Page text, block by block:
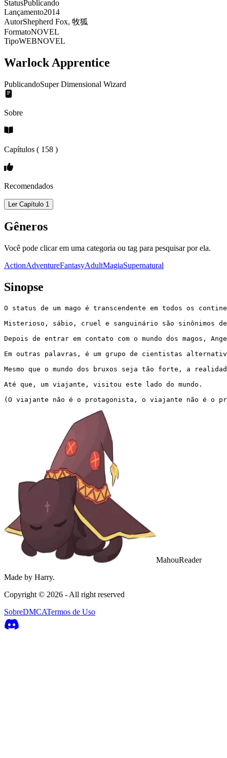
StatusPublicando
Lançamento2014
AutorShepherd Fox, 牧狐
FormatoNOVEL
TipoWEBNOVEL
Warlock Apprentice
PublicandoSuper Dimensional Wizard
Sobre
Capítulos ( 158 )
Recomendados
Ler Capítulo 1
Gêneros
Você pode clicar em uma categoria ou tag para pesquisar por ela.
ActionAdventureFantasyAdultMagiaSupernatural
Sinopse
O status de um mago é transcendente em todos os
Misterioso, sábio, cruel e sanguinário são sinônimos de
Depois de entrar em contato com o mundo dos magos,
Em outras palavras, é um grupo de cientistas
Mesmo que o mundo dos bruxos seja tão forte, a
Até que, um viajante, visitou este lado do mundo.
(O viajante não é o protagonista, o viajante não é o
MahouReader
Made by Harry.
Copyright © 2026 - All right reserved
SobreDMCATermos de Uso